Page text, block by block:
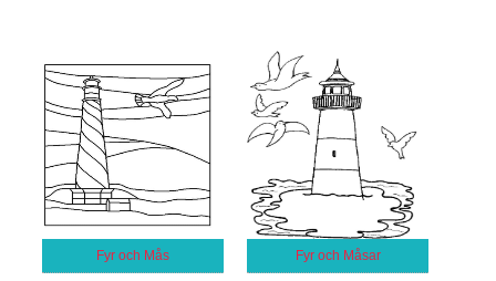
Fyr och Mås Fyr och Måsar